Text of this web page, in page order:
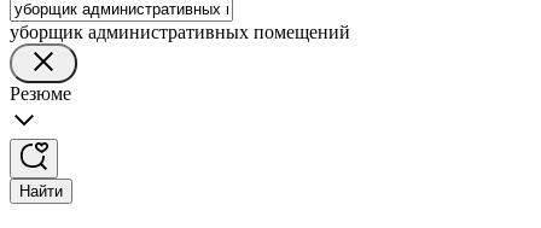
уборщик административных помещений
Резюме
Найти